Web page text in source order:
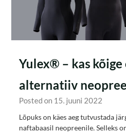
Yulex® – kas kõige
alternatiiv
Posted on 15. juuni 2022
Lõpuks on käes aeg tutvustada
naftabaasil neopreenile. Selleks